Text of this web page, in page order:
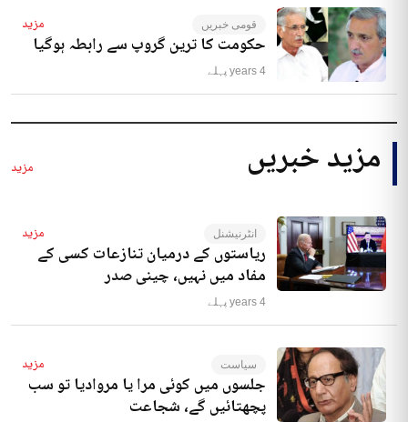
قومی خبریں مزید
حکومت کا ترین گروپ سے رابطہ ہوگیا
4 years پہلے
مزید خبریں مزید
انٹرنیشنل مزید
ریاستوں کے درمیان تنازعات کسی کے
مفاد میں نہیں، چینی صدر
4 years پہلے
سیاست مزید
جلسوں میں کوئی مرا یا مروادیا تو سب
پچھتائیں گے، شجاعت